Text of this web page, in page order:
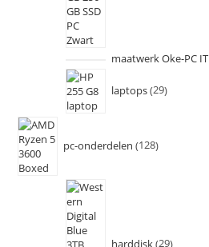
maatwerk Oke-PC IT
laptops 29
pc-onderdelen 128
harddisk 29